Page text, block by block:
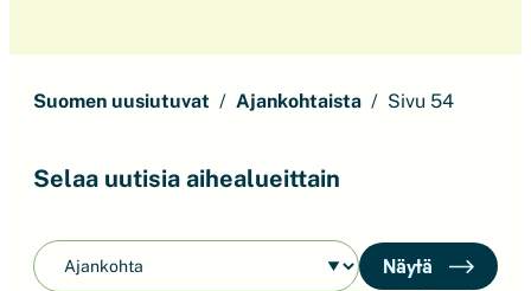
Suomen uusiutuvat Ajankohtaista Sivu 54
Selaa uutisia aihealueittain
Näytä